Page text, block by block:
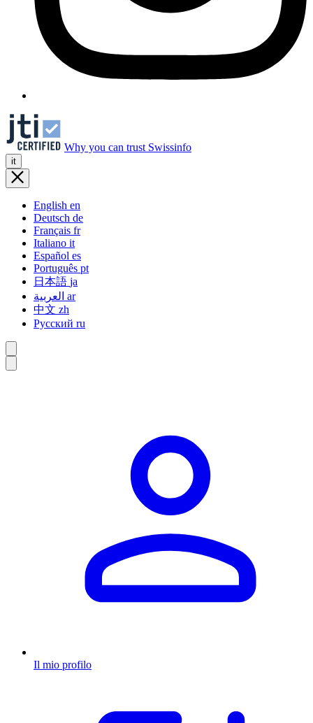
Why you can trust Swissinfo
it
English en
Deutsch de
Français fr
Italiano it
Español es
Português pt
日本語 ja
ar
中文 zh
Русский ru
Il mio profilo